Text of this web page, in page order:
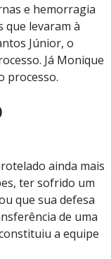
e hemorragia
que levaram à
Júnior, o
Já Monique
processo.
ainda mais
ter sofrido um
que sua defesa
de uma
a equipe